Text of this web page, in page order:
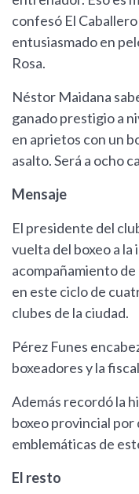
confesó El
entusiasmado en
Rosa.
Néstor Maidana
ganado prestigio a
en aprietos con un
asalto. Será a ocho
Mensaje
El presidente del
vuelta del boxeo a
acompañamiento de
en este ciclo de
clubes de la ciudad.
Pérez Funes
boxeadores y la
Además recordó la
boxeo provincial
emblemáticas de
El resto